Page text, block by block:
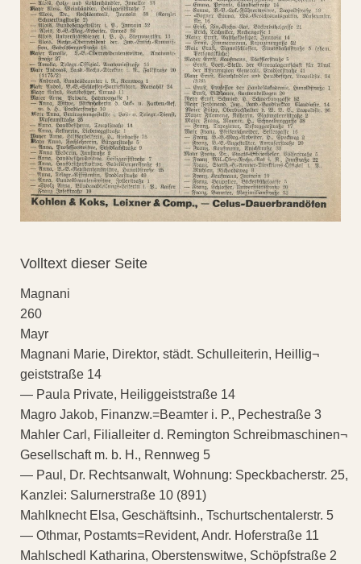
Volltext dieser Seite
Magnani
260
Mayr
Magnani Marie, Direktor, städt. Schulleiterin, Heillig¬
geiststraße 14
— Paula Private, Heiliggeiststraße 14
Magro Jakob, Finanzw.=Beamter i. P., Pechestraße 3
Mahler Carl, Filialleiter d. Remington Schreibmaschinen¬
Gesellschaft m. b. H., Rennweg 5
— Paul, Dr. Rechtsanwalt, Wohnung: Speckbacherstr. 25,
Kanzlei: Salurnerstraße 10 (891)
Mahlknecht Elsa, Geschäftsinh., Tschurtschentalerstr. 5
— Othmar, Postamts=Revident, Andr. Hoferstraße 11
Mahlschedl Katharina, Oberstenswitwe, Schöpfstraße 2